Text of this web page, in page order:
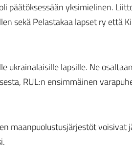
päätöksessään yksimielinen.
sekä Pelastakaa lapset ry että
ukrainalaisille lapsille. Ne
RUL:n ensimmäinen
maanpuolustusjärjestöt voisivat